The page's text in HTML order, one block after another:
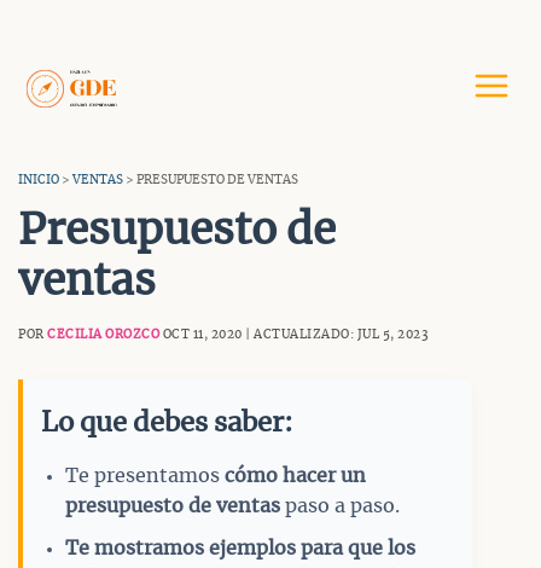
contenido
INICIO > VENTAS > PRESUPUESTO DE VENTAS
Presupuesto de
ventas
POR CECILIA OROZCOOCT 11, 2020 | ACTUALIZADO: JUL 5, 2023
Lo que debes saber:
Te presentamos cómo hacer un
presupuesto de ventas paso a paso.
Te mostramos ejemplos para que los